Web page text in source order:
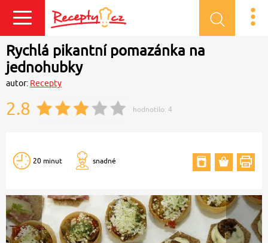
Přihlásit se
Rychlá pikantní pomazánka na
jednohubky
autor: Recepty
2.8 hodnotilo: 4
20 minut snadné